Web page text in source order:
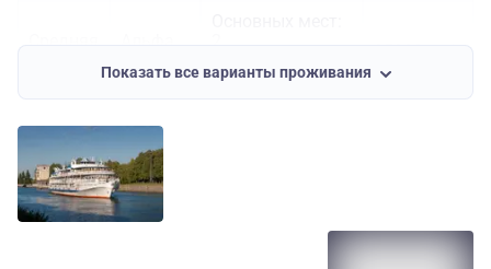
мест: 1
Средняя
палуба
Альфа
Показать все варианты проживания